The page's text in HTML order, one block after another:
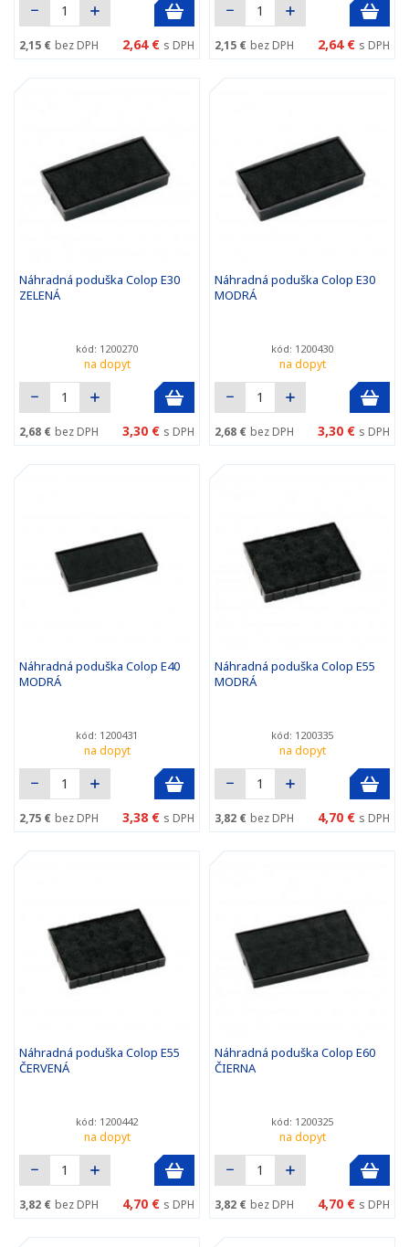
2,15 € bez DPH 2,64 € s DPH 2,15 € bez DPH 2,64 € s DPH
Náhradná poduška Colop E30
ZELENÁ
kód: 1200270
na dopyt
2,68 € bez DPH 3,30 € s DPH
Náhradná poduška Colop E30
MODRÁ
kód: 1200430
na dopyt
2,68 € bez DPH 3,30 € s DPH
Náhradná poduška Colop E40
MODRÁ
kód: 1200431
na dopyt
2,75 € bez DPH 3,38 € s DPH
Náhradná poduška Colop E55
MODRÁ
kód: 1200335
na dopyt
3,82 € bez DPH 4,70 € s DPH
Náhradná poduška Colop E55
ČERVENÁ
kód: 1200442
na dopyt
3,82 € bez DPH 4,70 € s DPH
Náhradná poduška Colop E60
ČIERNA
kód: 1200325
na dopyt
3,82 € bez DPH 4,70 € s DPH